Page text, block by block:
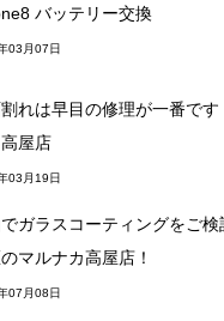
バッテリー交換
03月07日
割れは早目の修理が一番で
屋店
03月19日
でガラスコーティングをご
マルナカ高屋店！
07月08日